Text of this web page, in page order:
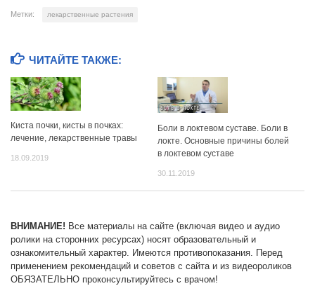
Метки: лекарственные растения
ЧИТАЙТЕ ТАКЖЕ:
Киста почки, кисты в почках:
лечение, лекарственные травы
18.09.2019
Боли в локтевом суставе. Боли в
локте. Основные причины болей
в локтевом суставе
30.11.2019
ВНИМАНИЕ! Все материалы на сайте (включая видео и аудио
ролики на сторонних ресурсах) носят образовательный и
ознакомительный характер. Имеются противопоказания. Перед
применением рекомендаций и советов с сайта и из видеороликов
ОБЯЗАТЕЛЬНО проконсультируйтесь с врачом!